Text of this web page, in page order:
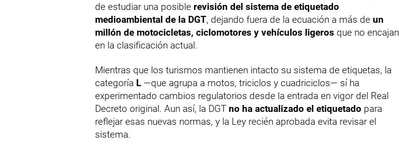
de estudiar una posible revisión del sistema de etiquetado
medioambiental de la DGT, dejando fuera de la ecuación a más de un
millón de motocicletas, ciclomotores y vehículos ligeros que no encajan
en la clasificación actual.
Mientras que los turismos mantienen intacto su sistema de etiquetas, la
categoría L —que agrupa a motos, triciclos y cuadriciclos— sí ha
experimentado cambios regulatorios desde la entrada en vigor del Real
Decreto original. Aun así, la DGT no ha actualizado el etiquetado para
reflejar esas nuevas normas, y la Ley recién aprobada evita revisar el
sistema.